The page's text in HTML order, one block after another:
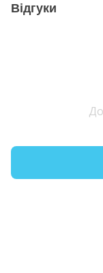
Відгуки